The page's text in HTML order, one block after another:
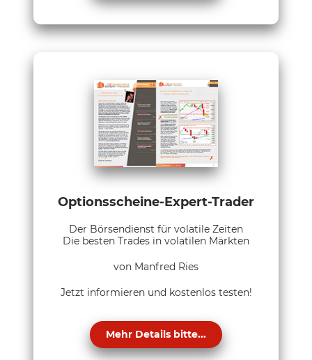
Optionsscheine-Expert-Trader
Der Börsendienst für volatile Zeiten
Die besten Trades in volatilen Märkten
von Manfred Ries
Jetzt informieren und kostenlos testen!
Mehr Details bitte...